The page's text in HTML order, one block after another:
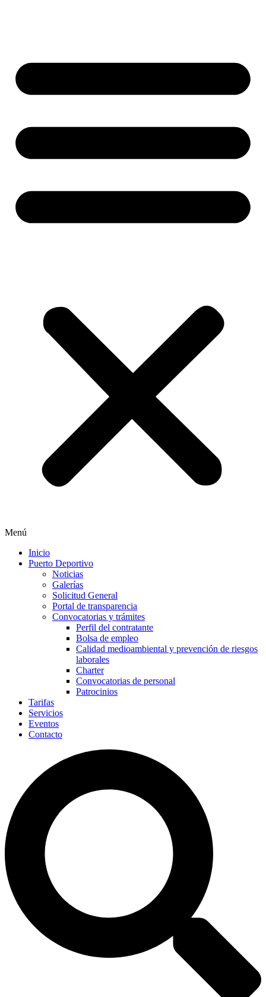
Menú
Inicio
Puerto Deportivo
Noticias
Galerías
Solicitud General
Portal de transparencia
Convocatorias y trámites
Perfil del contratante
Bolsa de empleo
Calidad medioambiental y prevención de riesgos
laborales
Charter
Convocatorias de personal
Patrocinios
Tarifas
Servicios
Eventos
Contacto